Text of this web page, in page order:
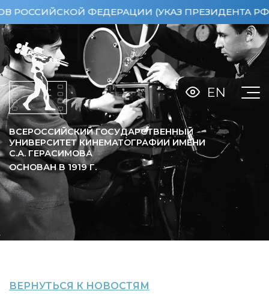
ФЕДЕРАЦИИ (УКАЗ ПРЕЗИДЕНТА РФ ОТ
ВСЕРОССИЙСКИЙ ГОСУДАРСТВЕННЫЙ
УНИВЕРСИТЕТ КИНЕМАТОГРАФИИ ИМЕНИ
С.А. ГЕРАСИМОВА
ОСНОВАН В 1919Г.
EN
ВЕРНУТЬСЯ К НОВОСТЯМ